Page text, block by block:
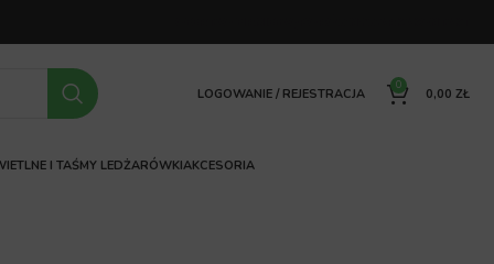
LOGOWANIE / REJESTRACJA
0
0,00 ZŁ
I TAŚMY LEDŻARÓWKIAKCESORIA